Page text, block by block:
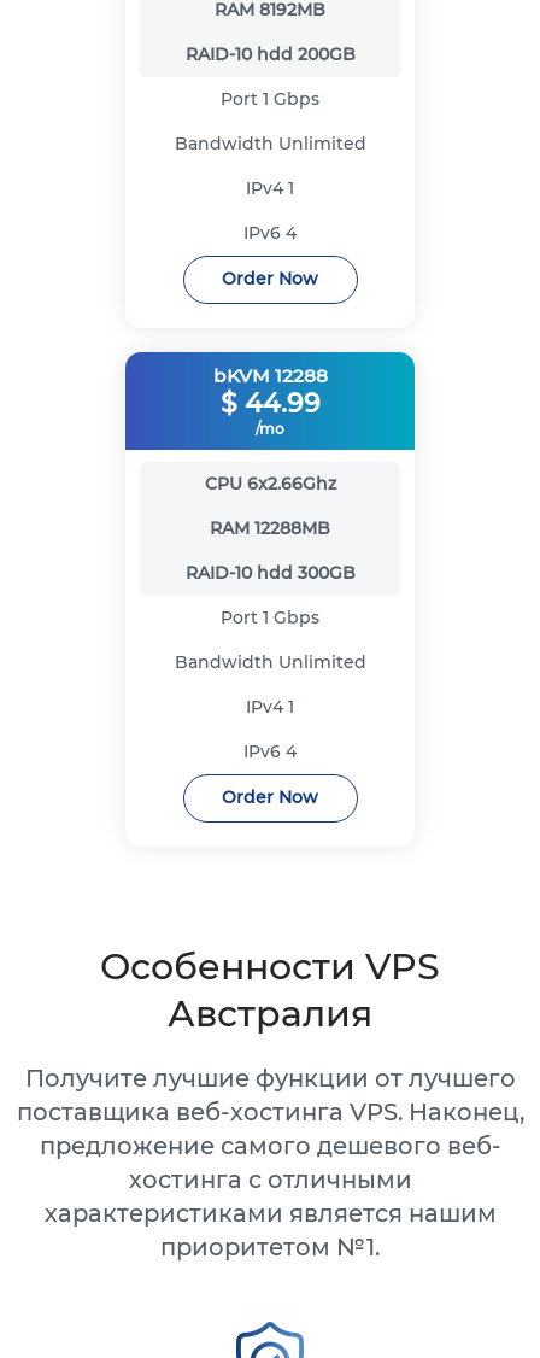
RAM 8192MB
RAID-10 hdd 200GB
Port 1 Gbps
Bandwidth Unlimited
IPv41
IPv6 4
Order Now
bKVM 12288
$ 44.99
/mo
CPU 6x2.66Ghz
RAM 12288MB
RAID-10 hdd 300GB
Port 1 Gbps
Bandwidth Unlimited
IPv41
IPv6 4
Order Now
Особенности VPS
Австралия
Получите лучшие функции от лучшего
поставщика веб-хостинга VPS. Наконец,
предложение самого дешевого веб-
хостинга с отличными
характеристиками является нашим
приоритетом №1.